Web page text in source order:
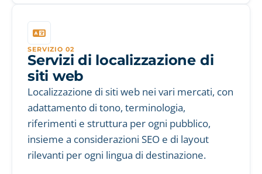
SERVIZIO 02
Servizi di localizzazione di
siti web
Localizzazione di siti web nei vari mercati, con
adattamento di tono, terminologia,
riferimenti e struttura per ogni pubblico,
insieme a considerazioni SEO e di layout
rilevanti per ogni lingua di destinazione.